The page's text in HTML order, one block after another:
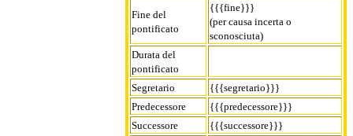
Fine del
pontificato
{{{fine}}}
(per causa incerta o
sconosciuta)
Durata del
pontificato
Segretario
{{{segretario}}}
Predecessore
{{{predecessore}}}
Successore
{{{successore}}}